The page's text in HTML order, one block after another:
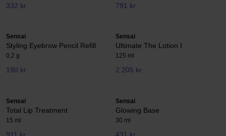
332 kr 791 kr
Sensai
Styling Eyebrow Pencil Refill
0,2 g
190 kr
Sensai
Ultimate The Lotion I
125 ml
2 205 kr
Sensai
Total Lip Treatment
15 ml
911 kr
Sensai
Glowing Base
30 ml
431 kr